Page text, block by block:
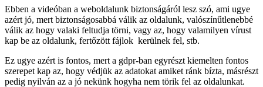
Ebben a videóban a weboldalunk biztonságáról lesz szó, ami ugye
azért jó, mert biztonságosabbá válik az oldalunk, valószínűtlenebbé
válik az hogy valaki feltudja törni, vagy az, hogy valamilyen vírust
kap be az oldalunk, fertőzött fájlok kerülnek fel, stb.
Ez ugye azért is fontos, mert a gdpr-ban egyrészt kiemelten fontos
szerepet kap az, hogy védjük az adatokat amiket ránk bízta, másrészt
pedig nyilván az a jó nekünk hogyha nem törik fel az oldalunkat.